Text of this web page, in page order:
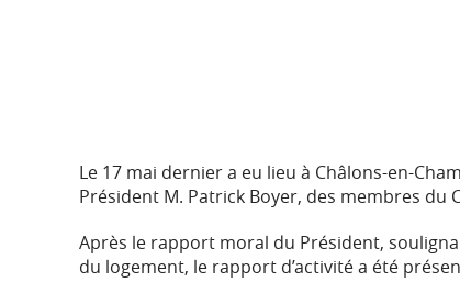
Le 17 mai dernier a eu lieu à Châlons-en-
Président M. Patrick Boyer, des membres du
Après le rapport moral du Président,
du logement, le rapport d’activité a été